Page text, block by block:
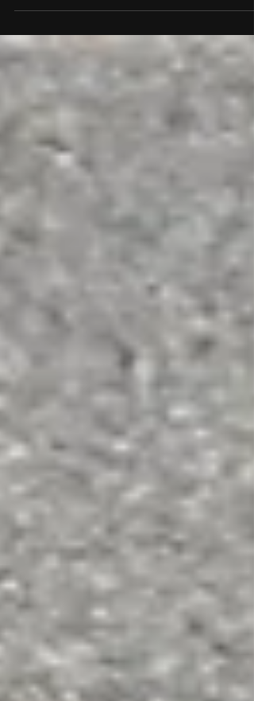
Waar draait de klasse om, en wat komt